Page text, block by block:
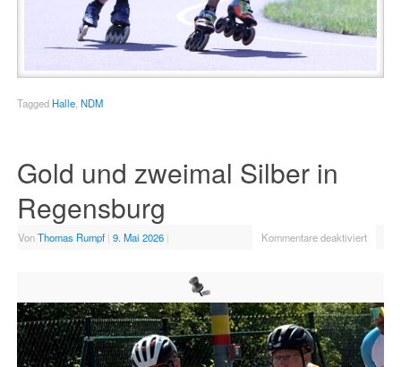
Tagged Halle, NDM
Gold und zweimal Silber in
Regensburg
VonThomas Rumpf | 9. Mai 2026 | Kommentare deaktiviert